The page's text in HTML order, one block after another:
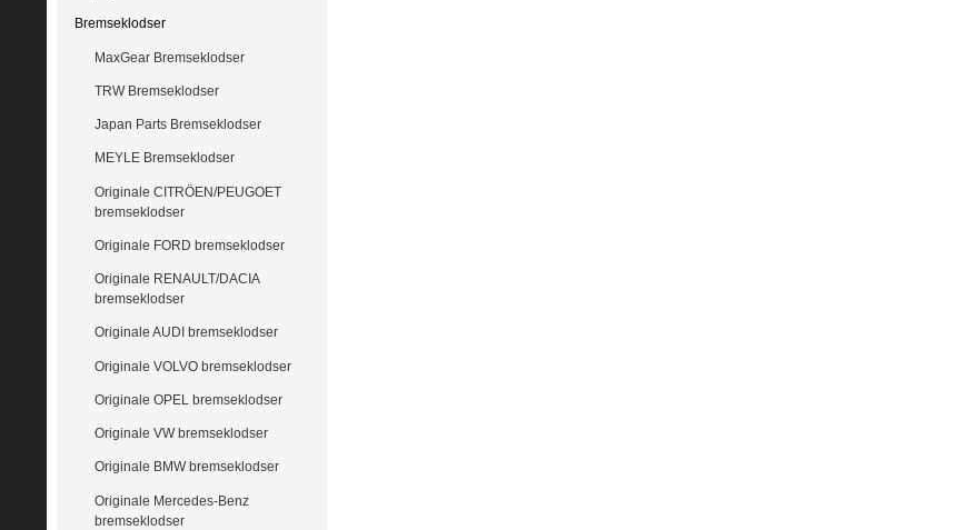
Bremseklodser
MaxGear Bremseklodser
TRW Bremseklodser
Japan Parts Bremseklodser
MEYLE Bremseklodser
Originale CITRÖEN/PEUGOET
bremseklodser
Originale FORD bremseklodser
Originale RENAULT/DACIA
bremseklodser
Originale AUDI bremseklodser
Originale VOLVO bremseklodser
Originale OPEL bremseklodser
Originale VW bremseklodser
Originale BMW bremseklodser
Originale Mercedes-Benz
bremseklodser